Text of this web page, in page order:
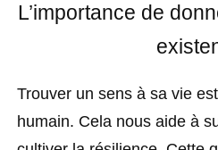
L’importance de
Trouver un sens à sa vie
humain. Cela nous aide à